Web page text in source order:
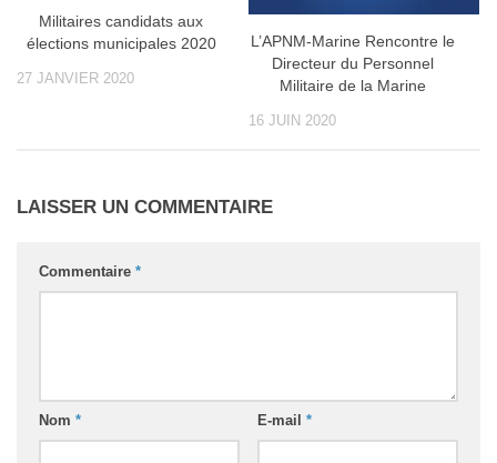
Militaires candidats aux
élections municipales 2020
27 JANVIER 2020
L’APNM-Marine Rencontre le
Directeur du Personnel
Militaire de la Marine
16 JUIN 2020
LAISSER UN COMMENTAIRE
Commentaire *
Nom * E-mail *